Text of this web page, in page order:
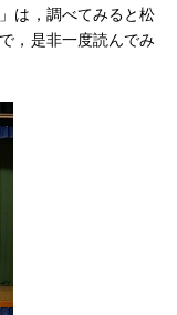
は，調べてみると松
，是非一度読んでみ